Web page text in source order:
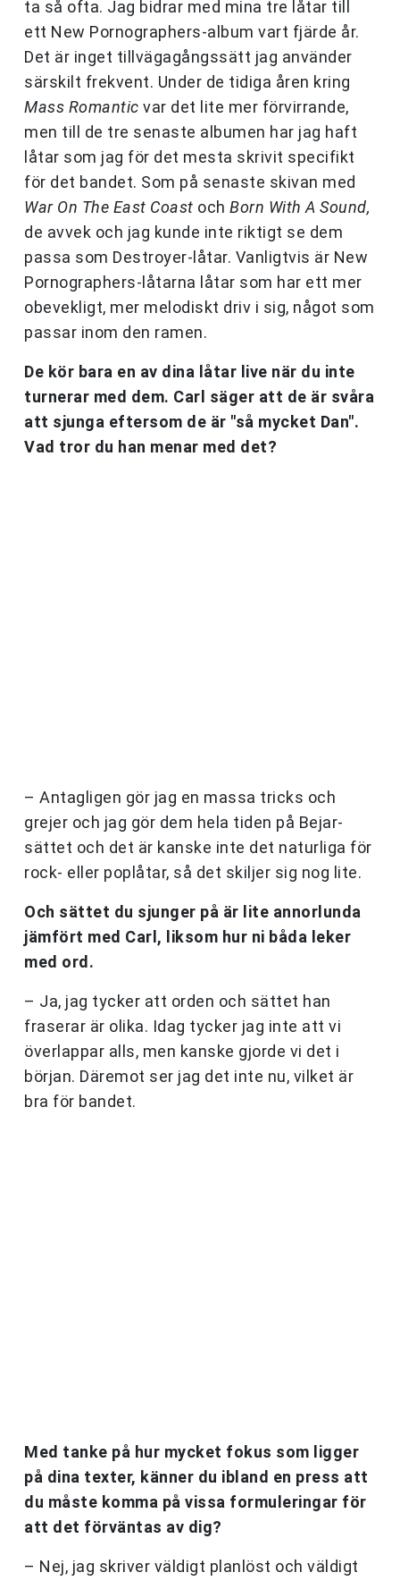
ta så ofta. Jag bidrar med mina tre låtar till
ett New Pornographers-album vart fjärde år.
Det är inget tillvägagångssätt jag använder
särskilt frekvent. Under de tidiga åren kring
Mass Romantic var det lite mer förvirrande,
men till de tre senaste albumen har jag haft
låtar som jag för det mesta skrivit specifikt
för det bandet. Som på senaste skivan med
War On The East Coast och Born With A Sound,
de avvek och jag kunde inte riktigt se dem
passa som Destroyer-låtar. Vanligtvis är New
Pornographers-låtarna låtar som har ett mer
obevekligt, mer melodiskt driv i sig, något som
passar inom den ramen.
De kör bara en av dina låtar live när du inte
turnerar med dem. Carl säger att de är svåra
att sjunga eftersom de är "så mycket Dan".
Vad tror du han menar med det?
– Antagligen gör jag en massa tricks och
grejer och jag gör dem hela tiden på Bejar-
sättet och det är kanske inte det naturliga för
rock- eller poplåtar, så det skiljer sig nog lite.
Och sättet du sjunger på är lite annorlunda
jämfört med Carl, liksom hur ni båda leker
med ord.
– Ja, jag tycker att orden och sättet han
fraserar är olika. Idag tycker jag inte att vi
överlappar alls, men kanske gjorde vi det i
början. Däremot ser jag det inte nu, vilket är
bra för bandet.
Med tanke på hur mycket fokus som ligger
på dina texter, känner du ibland en press att
du måste komma på vissa formuleringar för
att det förväntas av dig?
– Nej, jag skriver väldigt planlöst och väldigt